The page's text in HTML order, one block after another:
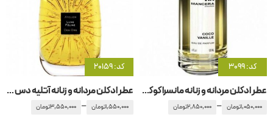
کد: 3099
عطر ادکلن مردانه و زنانه مانسرا کوکو وانیل
1,050,000تومان –
2,850,000تومان
کد: 20159
عطر ادکلن مردانه و زنانه آتلیه دس اورس – آتلیه د زوق لون فلین – لون فلاین
1,550,000تومان –
3,550,000تومان